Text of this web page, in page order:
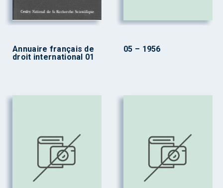
Annuaire français de
droit international 01
05 – 1956